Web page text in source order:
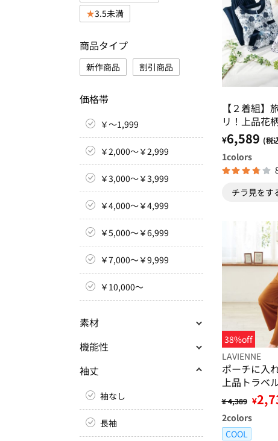
3.5未満
商品タイプ
新作商品 割引商品
価格帯
￥～1,999
￥2,000～￥2,999
￥3,000～￥3,999
￥4,000～￥4,999
￥5,000～￥6,999
￥7,000～￥9,999
￥10,000～
素材
機能性
袖丈
袖なし
長袖
【２着組】
リ！上品花
¥6,589 (税
1colors
チラ見をす
38%off
LAVIENNE
ポーチに入
上品トラベ
プ
¥ 4,389 ¥
2colors
COOL